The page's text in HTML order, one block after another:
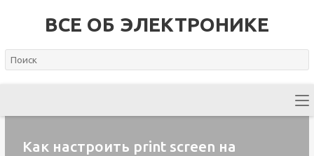
ВСЕ ОБ ЭЛЕКТРОНИКЕ
Как настроить print screen на